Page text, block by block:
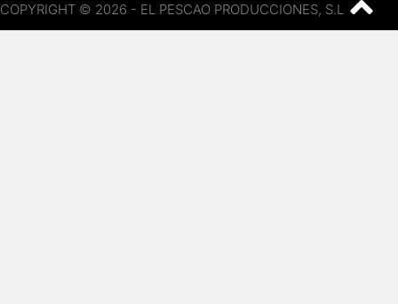
COPYRIGHT © 2026 - EL PESCAO PRODUCCIONES, S.L